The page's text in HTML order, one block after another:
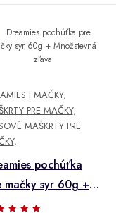
| MAČKY,
PRE MAČKY,
MAŠKRTY PRE
,
pochúťka
mačky syr 60g +
zľava